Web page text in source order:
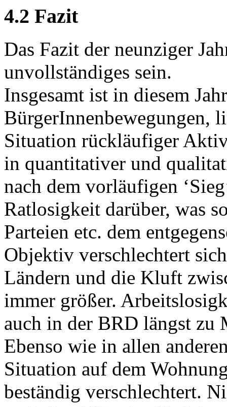
4.2 Fazit
Das Fazit der neunziger
unvollständiges sein.
Insgesamt ist in diesem
BürgerInnenbewegungen,
Situation rückläufiger
in quantitativer und
nach dem vorläufigen
Ratlosigkeit darüber, was
Parteien etc. dem
Objektiv verschlechtert
Ländern und die Kluft
immer größer.
auch in der BRD längst zu
Ebenso wie in allen
Situation auf dem
beständig verschlechtert.